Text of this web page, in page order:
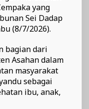
yang
Sei Dadap
(8/7/2026).
bagian dari
Asahan dalam
masyarakat
sebagai
ibu, anak,